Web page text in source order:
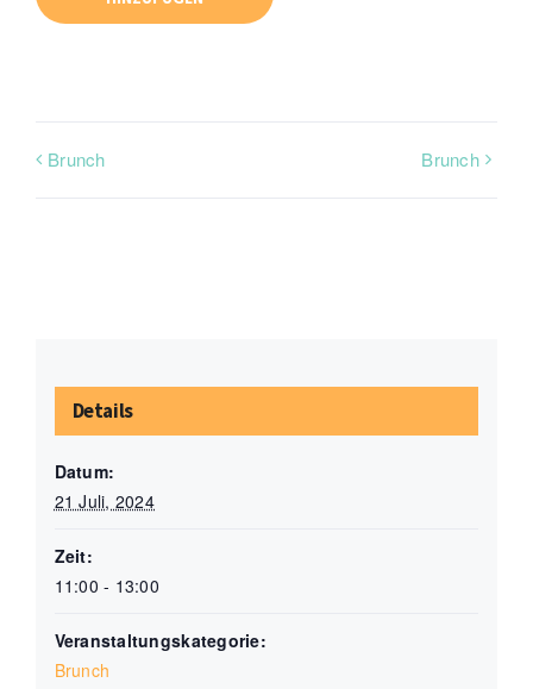
Brunch Brunch
Details
Datum:
21 Juli, 2024
Zeit:
11:00 - 13:00
Veranstaltungskategorie:
Brunch